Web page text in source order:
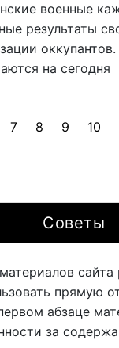
военные
результаты
на сегодня
7 8 9 10
Советы
прямую
абзаце
за